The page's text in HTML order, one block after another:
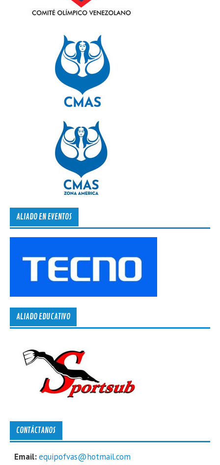
ALIADO EN EVENTOS
ALIADO EDUCATIVO
CONTÁCTANOS
Email:equipofvas@hotmail.com